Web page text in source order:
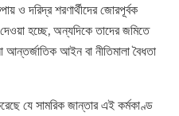
ও দরিদ্র শরণার্থীদের জোরপূর্বক
হচ্ছে, অন্যদিকে তাদের জমিতে
আইন বা নীতিমালা বৈধতা
যে সামরিক জান্তার এই কর্মকাণ্ড